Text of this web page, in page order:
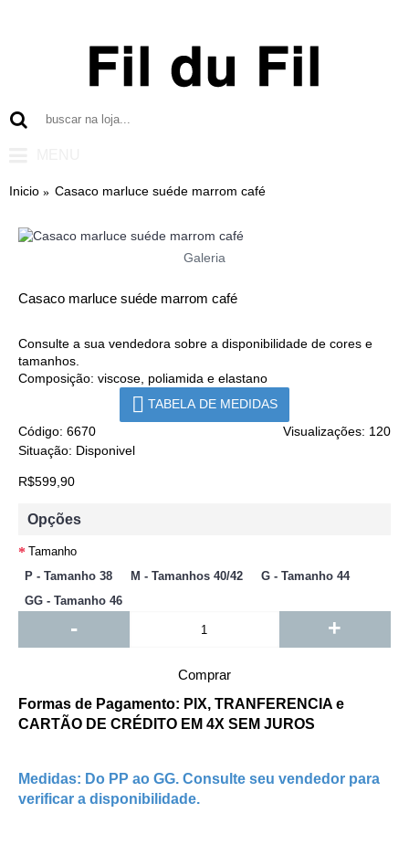
Inicio Casaco marluce suéde marrom café
Galeria
Casaco marluce suéde marrom café
Consulte a sua vendedora sobre a disponibilidade de cores e
tamanhos.
Composição: viscose, poliamida e elastano
TABELA DE MEDIDAS
Visualizações: 120
Código: 6670
Situação: Disponivel
R$599,90
Opções
Tamanho
P - Tamanho 38
M - Tamanhos 40/42
G - Tamanho 44
GG - Tamanho 46
- +
Comprar
Formas de Pagamento: PIX, TRANFERENCIA e
CARTÃO DE CRÉDITO EM 4X SEM JUROS
Medidas: Do PP ao GG. Consulte seu vendedor para
verificar a disponibilidade.